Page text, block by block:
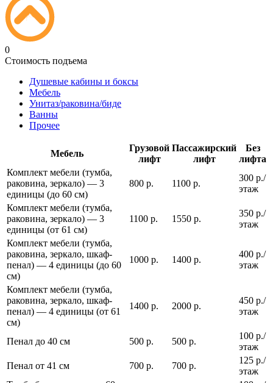
0
Стоимость подъема
Душевые кабины и боксы
Мебель
Унитаз/раковина/биде
Ванны
Прочее
Мебель
Грузовой
лифт
Пассажирский
лифт
Без
лифта
Комплект мебели (тумба,
раковина, зеркало) — 3
единицы (до 60 см)
800 р. 1100 р.
300 р./
этаж
Комплект мебели (тумба,
раковина, зеркало) — 3
единицы (от 61 см)
1100 р. 1550 р.
350 р./
этаж
Комплект мебели (тумба,
раковина, зеркало, шкаф-
пенал) — 4 единицы (до 60
см)
1000 р. 1400 р.
400 р./
этаж
Комплект мебели (тумба,
раковина, зеркало, шкаф-
пенал) — 4 единицы (от 61
см)
1400 р. 2000 р.
450 р./
этаж
Пенал до 40 см 500 р. 500 р.
100 р./
этаж
Пенал от 41 см
700 р. 700 р.
125 р./
этаж